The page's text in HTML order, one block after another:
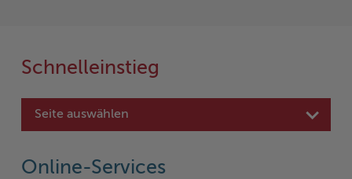
Schnelleinstieg
Seite auswählen
Online-Services